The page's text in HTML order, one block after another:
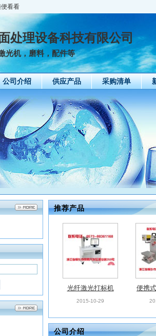
便看看
处理设备科技有限公司
光机，磨料，配件等
公司介绍 供应产品 采购清单
推荐产品
光纤激光打标机
2015-10-29
便携
公司介绍